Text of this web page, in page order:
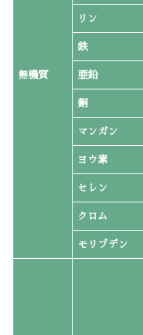
無機質
リン
鉄
亜鉛
銅
マンガン
ヨウ素
セレン
クロム
モリブデン